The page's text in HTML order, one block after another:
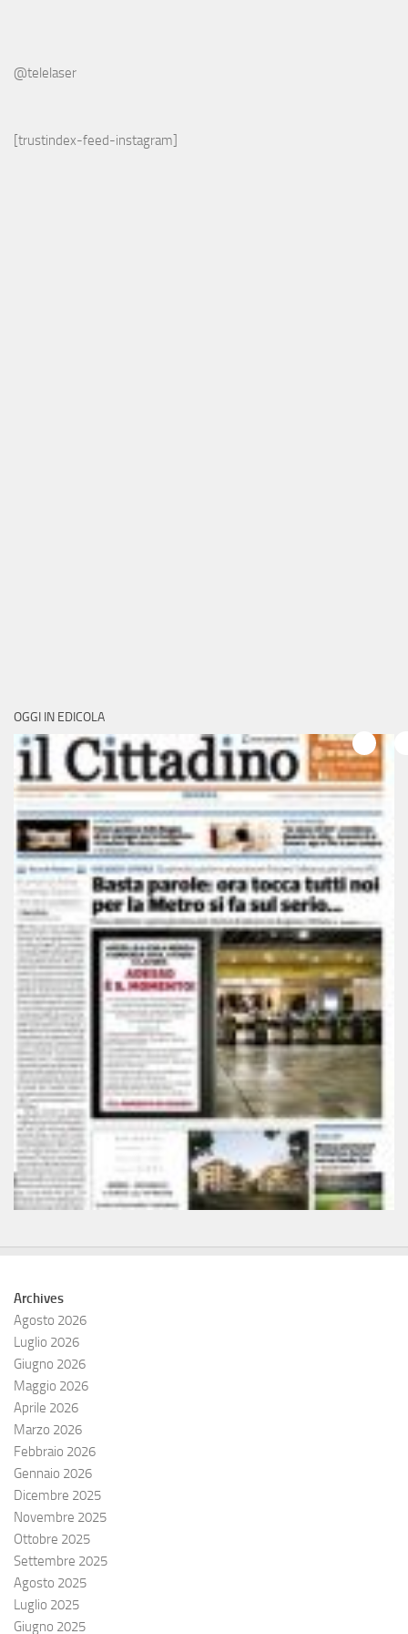
@telelaser
[trustindex-feed-instagram]
OGGI IN EDICOLA
Archives
Agosto 2026
Luglio 2026
Giugno 2026
Maggio 2026
Aprile 2026
Marzo 2026
Febbraio 2026
Gennaio 2026
Dicembre 2025
Novembre 2025
Ottobre 2025
Settembre 2025
Agosto 2025
Luglio 2025
Giugno 2025